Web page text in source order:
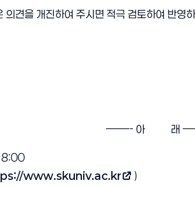
의견을 개진하여 주시면 적극 검토하여
——- 아 래
www.skuniv.ac.kr
열림)
)